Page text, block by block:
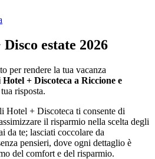
estate 2026
per rendere la tua vacanza
+ Discoteca a Riccione e
risposta.
Hotel + Discoteca ti consente di
il risparmio nella scelta degli
da te; lasciati coccolare da
pensieri, dove ogni dettaglio è
del comfort e del risparmio.